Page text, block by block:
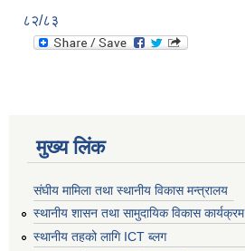
८२/८३
मुख्य लिंक
संघीय मामिला तथा स्थानीय विकास मन्त्रालय
स्थानीय शासन तथा सामुदायिक विकास कार्यक्रम
स्थानीय तहको लागि ICT ब्लग